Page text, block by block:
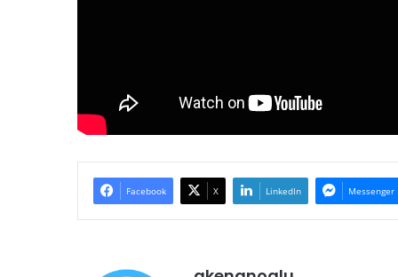
Facebook X LinkedIn Messenger